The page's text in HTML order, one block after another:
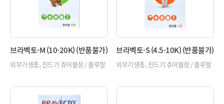
브라벡토-M (10-20K) (반품불가)
외부기생충, 진드기 츄어블정 / 플루랄
라너 / 개
브라벡토-S (4.5-10K) (반품불가)
외부기생충, 진드기 츄어블정 / 플루랄
라너 / 개